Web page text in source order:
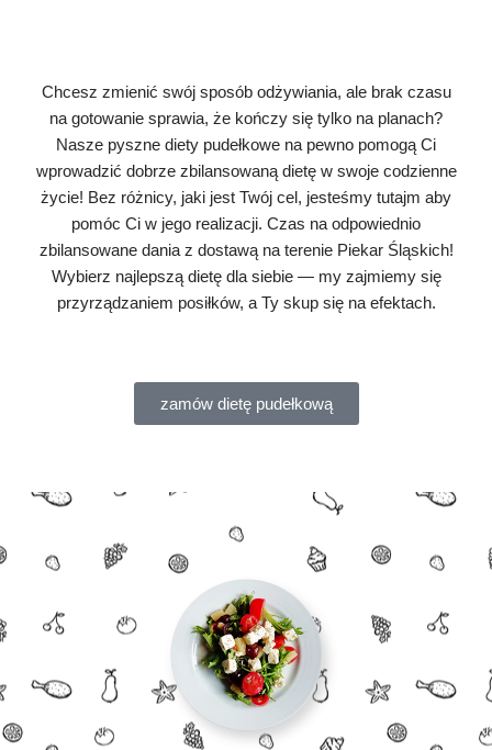
Chcesz zmienić swój sposób odżywiania, ale brak czasu
na gotowanie sprawia, że kończy się tylko na planach?
Nasze pyszne diety pudełkowe na pewno pomogą Ci
wprowadzić dobrze zbilansowaną dietę w swoje codzienne
życie! Bez różnicy, jaki jest Twój cel, jesteśmy tutajm aby
pomóc Ci w jego realizacji. Czas na odpowiednio
zbilansowane dania z dostawą na terenie Piekar Śląskich!
Wybierz najlepszą dietę dla siebie — my zajmiemy się
przyrządzaniem posiłków, a Ty skup się na efektach.
zamów dietę pudełkową